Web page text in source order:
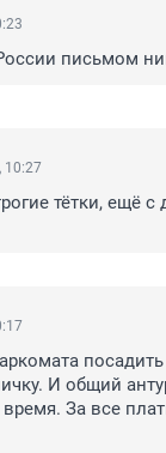
письмом
10:27
тётки, ещё с
И общий
За все